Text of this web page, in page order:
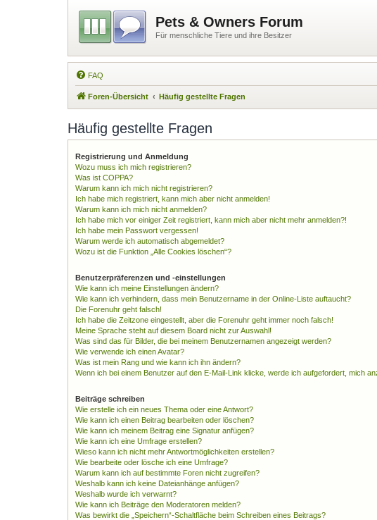
Pets & Owners Forum
Für menschliche Tiere und ihre Besitzer
FAQ
Foren-Übersicht Häufig gestellte Fragen
Häufig gestellte Fragen
Registrierung und Anmeldung
Wozu muss ich mich registrieren?
Was ist COPPA?
Warum kann ich mich nicht registrieren?
Ich habe mich registriert, kann mich aber nicht anmelden!
Warum kann ich mich nicht anmelden?
Ich habe mich vor einiger Zeit registriert, kann mich aber nicht mehr anmelden?!
Ich habe mein Passwort vergessen!
Warum werde ich automatisch abgemeldet?
Wozu ist die Funktion „Alle Cookies löschen“?
Benutzerpräferenzen und -einstellungen
Wie kann ich meine Einstellungen ändern?
Wie kann ich verhindern, dass mein Benutzername in der Online-Liste auftaucht?
Die Forenuhr geht falsch!
Ich habe die Zeitzone eingestellt, aber die Forenuhr geht immer noch falsch!
Meine Sprache steht auf diesem Board nicht zur Auswahl!
Was sind das für Bilder, die bei meinem Benutzernamen angezeigt werden?
Wie verwende ich einen Avatar?
Was ist mein Rang und wie kann ich ihn ändern?
Wenn ich bei einem Benutzer auf den E-Mail-Link klicke, werde ich aufgefordert, mich
Beiträge schreiben
Wie erstelle ich ein neues Thema oder eine Antwort?
Wie kann ich einen Beitrag bearbeiten oder löschen?
Wie kann ich meinem Beitrag eine Signatur anfügen?
Wie kann ich eine Umfrage erstellen?
Wieso kann ich nicht mehr Antwortmöglichkeiten erstellen?
Wie bearbeite oder lösche ich eine Umfrage?
Warum kann ich auf bestimmte Foren nicht zugreifen?
Weshalb kann ich keine Dateianhänge anfügen?
Weshalb wurde ich verwarnt?
Wie kann ich Beiträge den Moderatoren melden?
Was bewirkt die „Speichern“-Schaltfläche beim Schreiben eines Beitrags?